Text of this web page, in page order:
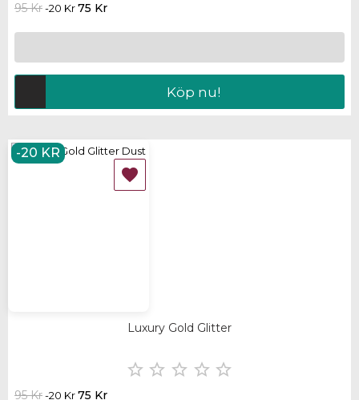
95 Kr-20 Kr75 Kr
Köp nu!
-20 KR

Luxury Gold Glitter
    
95 Kr-20 Kr75 Kr